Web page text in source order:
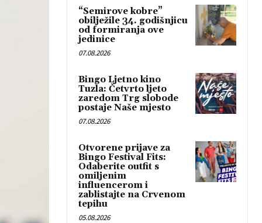
“Semirove kobre”
obilježile 34. godišnjicu
od formiranja ove
jedinice
07.08.2026
Bingo Ljetno kino
Tuzla: Četvrto ljeto
zaredom Trg slobode
postaje Naše mjesto
07.08.2026
Otvorene prijave za
Bingo Festival Fits:
Odaberite outfit s
omiljenim
influencerom i
zablistajte na Crvenom
tepihu
05.08.2026